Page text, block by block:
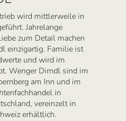
wird mittlerweile in
Jahrelange
zum Detail machen
einzigartig. Familie ist
und wird im
Wenger Dirndl sind im
am Inn und im
in
vereinzelt in
erhältlich.